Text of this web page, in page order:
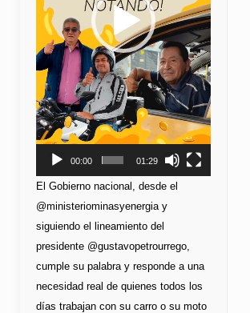
00:00 01:29
El Gobierno nacional, desde el
@ministeriominasyenergia y
siguiendo el lineamiento del
presidente @gustavopetrourrego,
cumple su palabra y responde a una
necesidad real de quienes todos los
días trabajan con su carro o su moto